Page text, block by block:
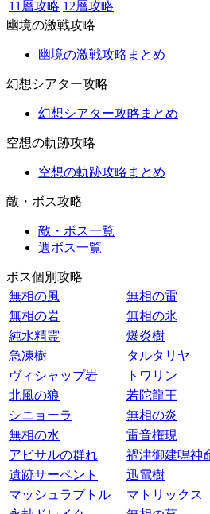
11層攻略 12層攻略
幽境の激戦攻略
幽境の激戦攻略まとめ
幻想シアター攻略
幻想シアター攻略まとめ
空想の軌跡攻略
空想の軌跡攻略まとめ
敵・ボス攻略
敵・ボス一覧
週ボス一覧
ボス個別攻略
無相の風
無相の雷
無相の岩
無相の氷
純水精霊
爆炎樹
急凍樹
タルタリヤ
ヴィシャップ岩
トワリン
北風の狼
若陀龍王
シニョーラ
無相の炎
無相の水
雷音権現
アビサルの群れ
禍津御建鳴神
遺跡サーペント
迅電樹
マッシュラプトル
マトリックス